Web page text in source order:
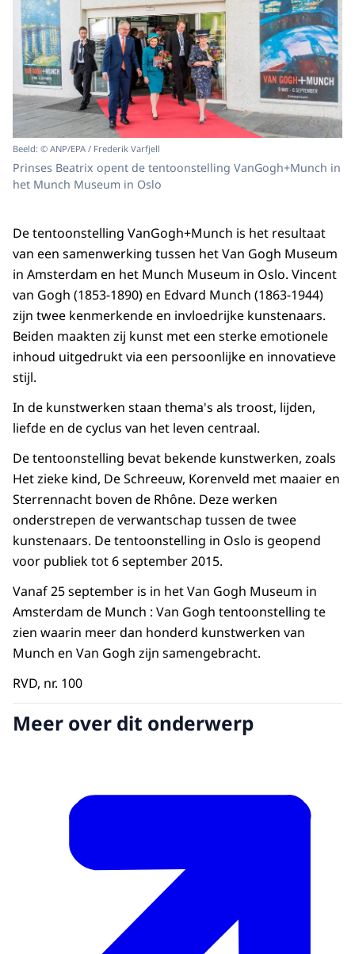
Beeld: © ANP/EPA / Frederik Varfjell
Prinses Beatrix opent de tentoonstelling VanGogh+Munch in
het Munch Museum in Oslo
De tentoonstelling VanGogh+Munch is het resultaat
van een samenwerking tussen het Van Gogh Museum
in Amsterdam en het Munch Museum in Oslo. Vincent
van Gogh (1853-1890) en Edvard Munch (1863-1944)
zijn twee kenmerkende en invloedrijke kunstenaars.
Beiden maakten zij kunst met een sterke emotionele
inhoud uitgedrukt via een persoonlijke en innovatieve
stijl.
In de kunstwerken staan thema's als troost, lijden,
liefde en de cyclus van het leven centraal.
De tentoonstelling bevat bekende kunstwerken, zoals
Het zieke kind, De Schreeuw, Korenveld met maaier en
Sterrennacht boven de Rhône. Deze werken
onderstrepen de verwantschap tussen de twee
kunstenaars. De tentoonstelling in Oslo is geopend
voor publiek tot 6 september 2015.
Vanaf 25 september is in het Van Gogh Museum in
Amsterdam de Munch : Van Gogh tentoonstelling te
zien waarin meer dan honderd kunstwerken van
Munch en Van Gogh zijn samengebracht.
RVD, nr. 100
Meer over dit onderwerp